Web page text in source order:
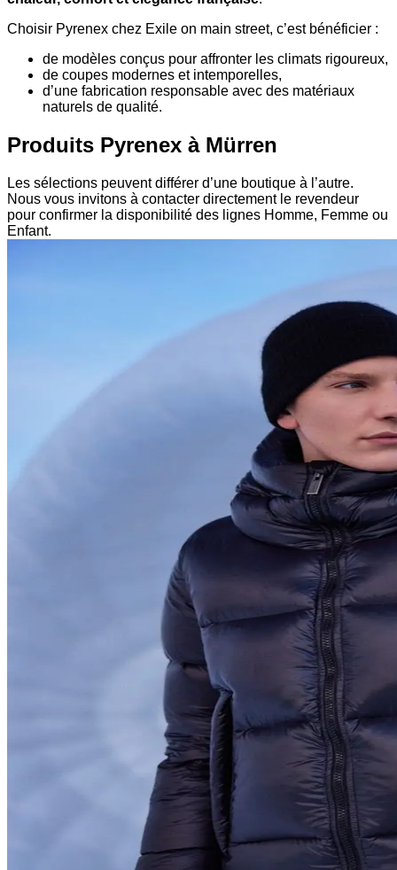
Choisir Pyrenex chez Exile on main street, c’est bénéficier :
de modèles conçus pour affronter les climats rigoureux,
de coupes modernes et intemporelles,
d’une fabrication responsable avec des matériaux
naturels de qualité.
Produits Pyrenex à Mürren
Les sélections peuvent différer d’une boutique à l’autre.
Nous vous invitons à contacter directement le revendeur
pour confirmer la disponibilité des lignes Homme, Femme ou
Enfant.